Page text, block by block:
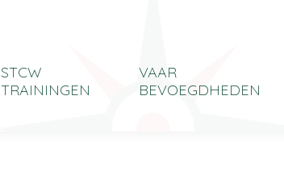
STCW
TRAININGEN
VAAR
BEVOEGDHEDEN